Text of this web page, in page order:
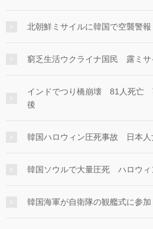
北朝鮮ミサイルに韓国で空襲警
窮乏生活ウクライナ国民 露ミ
インドでつり橋崩壊 81人死亡
後
韓国ハロウィン圧死事故 日本人
韓国ソウルで大量圧死 ハロウィ
韓国海軍が自衛隊の観艦式に参